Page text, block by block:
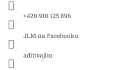
+420 910 125 896
JLM na Facebooku
aditivajlm